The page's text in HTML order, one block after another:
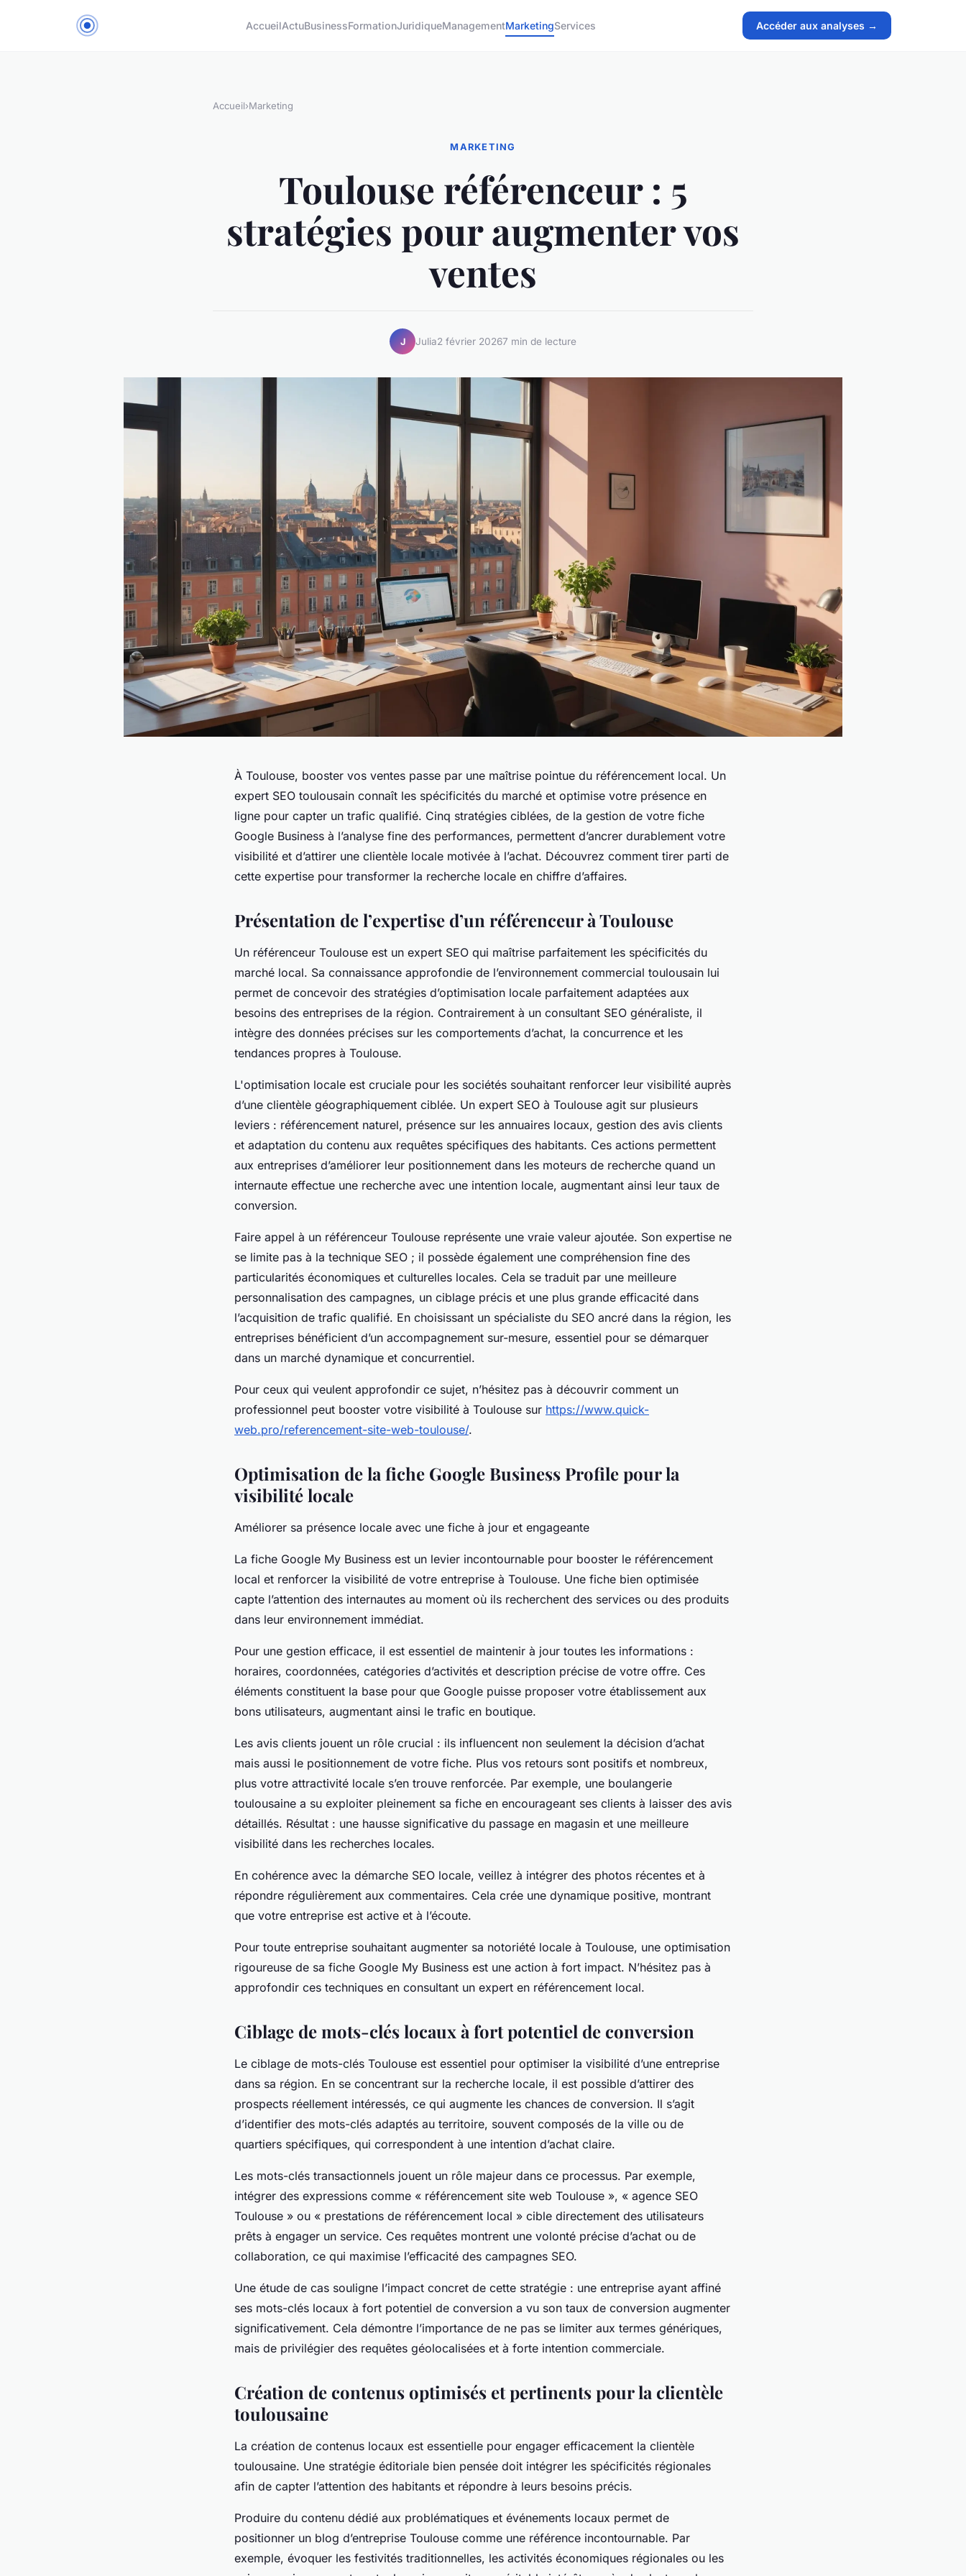
AccueilActuBusinessFormationJuridiqueManagementMarketingServices Accéder aux analyses →
Accueil›Marketing
MARKETING
Toulouse référenceur : 5
stratégies pour augmenter vos
ventes
J Julia2 février 20267 min de lecture
À Toulouse, booster vos ventes passe par une maîtrise pointue du référencement local. Un
expert SEO toulousain connaît les spécificités du marché et optimise votre présence en
ligne pour capter un trafic qualifié. Cinq stratégies ciblées, de la gestion de votre fiche
Google Business à l’analyse fine des performances, permettent d’ancrer durablement votre
visibilité et d’attirer une clientèle locale motivée à l’achat. Découvrez comment tirer parti de
cette expertise pour transformer la recherche locale en chiffre d’affaires.
Présentation de l’expertise d’un référenceur à Toulouse
Un référenceur Toulouse est un expert SEO qui maîtrise parfaitement les spécificités du
marché local. Sa connaissance approfondie de l’environnement commercial toulousain lui
permet de concevoir des stratégies d’optimisation locale parfaitement adaptées aux
besoins des entreprises de la région. Contrairement à un consultant SEO généraliste, il
intègre des données précises sur les comportements d’achat, la concurrence et les
tendances propres à Toulouse.
L'optimisation locale est cruciale pour les sociétés souhaitant renforcer leur visibilité auprès
d’une clientèle géographiquement ciblée. Un expert SEO à Toulouse agit sur plusieurs
leviers : référencement naturel, présence sur les annuaires locaux, gestion des avis clients
et adaptation du contenu aux requêtes spécifiques des habitants. Ces actions permettent
aux entreprises d’améliorer leur positionnement dans les moteurs de recherche quand un
internaute effectue une recherche avec une intention locale, augmentant ainsi leur taux de
conversion.
Faire appel à un référenceur Toulouse représente une vraie valeur ajoutée. Son expertise ne
se limite pas à la technique SEO ; il possède également une compréhension fine des
particularités économiques et culturelles locales. Cela se traduit par une meilleure
personnalisation des campagnes, un ciblage précis et une plus grande efficacité dans
l’acquisition de trafic qualifié. En choisissant un spécialiste du SEO ancré dans la région, les
entreprises bénéficient d’un accompagnement sur-mesure, essentiel pour se démarquer
dans un marché dynamique et concurrentiel.
Pour ceux qui veulent approfondir ce sujet, n’hésitez pas à découvrir comment un
professionnel peut booster votre visibilité à Toulouse sur https://www.quick-
web.pro/referencement-site-web-toulouse/.
Optimisation de la fiche Google Business Profile pour la
visibilité locale
Améliorer sa présence locale avec une fiche à jour et engageante
La fiche Google My Business est un levier incontournable pour booster le référencement
local et renforcer la visibilité de votre entreprise à Toulouse. Une fiche bien optimisée
capte l’attention des internautes au moment où ils recherchent des services ou des produits
dans leur environnement immédiat.
Pour une gestion efficace, il est essentiel de maintenir à jour toutes les informations :
horaires, coordonnées, catégories d’activités et description précise de votre offre. Ces
éléments constituent la base pour que Google puisse proposer votre établissement aux
bons utilisateurs, augmentant ainsi le trafic en boutique.
Les avis clients jouent un rôle crucial : ils influencent non seulement la décision d’achat
mais aussi le positionnement de votre fiche. Plus vos retours sont positifs et nombreux,
plus votre attractivité locale s’en trouve renforcée. Par exemple, une boulangerie
toulousaine a su exploiter pleinement sa fiche en encourageant ses clients à laisser des avis
détaillés. Résultat : une hausse significative du passage en magasin et une meilleure
visibilité dans les recherches locales.
En cohérence avec la démarche SEO locale, veillez à intégrer des photos récentes et à
répondre régulièrement aux commentaires. Cela crée une dynamique positive, montrant
que votre entreprise est active et à l’écoute.
Pour toute entreprise souhaitant augmenter sa notoriété locale à Toulouse, une optimisation
rigoureuse de sa fiche Google My Business est une action à fort impact. N’hésitez pas à
approfondir ces techniques en consultant un expert en référencement local.
Ciblage de mots-clés locaux à fort potentiel de conversion
Le ciblage de mots-clés Toulouse est essentiel pour optimiser la visibilité d’une entreprise
dans sa région. En se concentrant sur la recherche locale, il est possible d’attirer des
prospects réellement intéressés, ce qui augmente les chances de conversion. Il s’agit
d’identifier des mots-clés adaptés au territoire, souvent composés de la ville ou de
quartiers spécifiques, qui correspondent à une intention d’achat claire.
Les mots-clés transactionnels jouent un rôle majeur dans ce processus. Par exemple,
intégrer des expressions comme « référencement site web Toulouse », « agence SEO
Toulouse » ou « prestations de référencement local » cible directement des utilisateurs
prêts à engager un service. Ces requêtes montrent une volonté précise d’achat ou de
collaboration, ce qui maximise l’efficacité des campagnes SEO.
Une étude de cas souligne l’impact concret de cette stratégie : une entreprise ayant affiné
ses mots-clés locaux à fort potentiel de conversion a vu son taux de conversion augmenter
significativement. Cela démontre l’importance de ne pas se limiter aux termes génériques,
mais de privilégier des requêtes géolocalisées et à forte intention commerciale.
Création de contenus optimisés et pertinents pour la clientèle
toulousaine
La création de contenus locaux est essentielle pour engager efficacement la clientèle
toulousaine. Une stratégie éditoriale bien pensée doit intégrer les spécificités régionales
afin de capter l’attention des habitants et répondre à leurs besoins précis.
Produire du contenu dédié aux problématiques et événements locaux permet de
positionner un blog d’entreprise Toulouse comme une référence incontournable. Par
exemple, évoquer les festivités traditionnelles, les activités économiques régionales ou les